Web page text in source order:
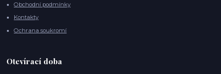
Obchodní podmínky
Kontakty
Ochrana soukromí
Otevírací doba